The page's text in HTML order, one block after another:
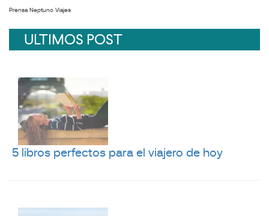
Prensa Neptuno Viajes
ULTIMOS POST
5 libros perfectos para el viajero de hoy